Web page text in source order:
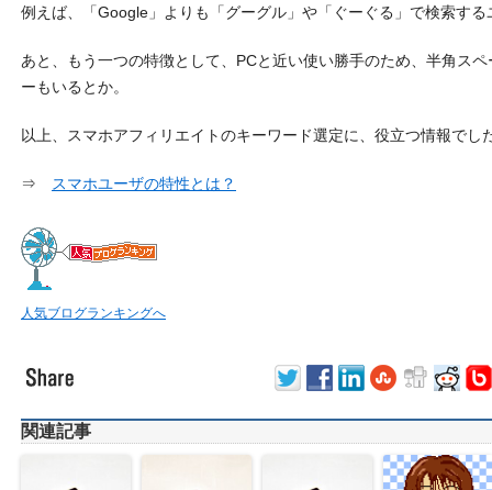
例えば、「Google」よりも「グーグル」や「ぐーぐる」で検索す
あと、もう一つの特徴として、PCと近い使い勝手のため、半角ス
ーもいるとか。
以上、スマホアフィリエイトのキーワード選定に、役立つ情報でし
⇒ スマホユーザの特性とは？
人気ブログランキングへ
関連記事
サラリーマン大家さんを応援！マンション経営、アパート経営の空室
ム、大家さん自ら行うネット集客、コンセプト賃貸の導入を研究する